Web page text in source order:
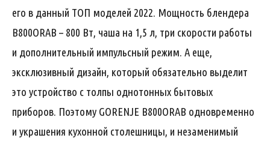
его в данный ТОП моделей 2022. Мощность блендера
B800ORAB – 800 Вт, чаша на 1,5 л, три скорости работы
и дополнительный импульсный режим. А еще,
эксклюзивный дизайн, который обязательно выделит
это устройство с толпы однотонных бытовых
приборов. Поэтому GORENJE B800ORAB одновременно
и украшения кухонной столешницы, и незаменимый